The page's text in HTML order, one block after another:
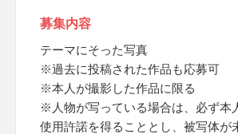
募集内容
テーマにそった写真
※過去に投稿された作品も応募可
※本人が撮影した作品に限る
※人物が写っている場合は、必ず本
使用許諾を得ることとし、被写体が